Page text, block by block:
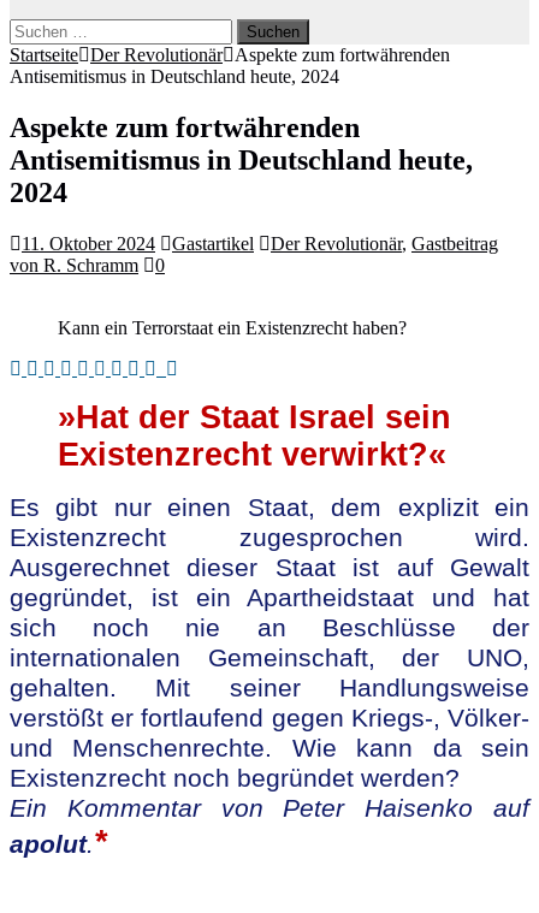
Suchen
nach:
Startseite Der Revolutionär
Aspekte zum fortwährenden
Antisemitismus in Deutschland heute, 2024
Aspekte zum fortwährenden
Antisemitismus in Deutschland heute,
2024
11. Oktober 2024 Gastartikel Der Revolutionär, Gastbeitrag
von R. Schramm
0
Kann ein Terrorstaat ein Existenzrecht haben?
»Hat der Staat Israel sein
Existenzrecht verwirkt?«
Es gibt nur einen Staat, dem explizit ein
Existenzrecht zugesprochen wird.
Ausgerechnet dieser Staat ist auf Gewalt
gegründet, ist ein Apartheidstaat und hat
sich noch nie an Beschlüsse der
internationalen Gemeinschaft, der UNO,
gehalten. Mit seiner Handlungsweise
verstößt er fortlaufend gegen Kriegs-, Völker-
und Menschenrechte. Wie kann da sein
Existenzrecht noch begründet werden?
Ein Kommentar von Peter Haisenko auf
apolut.*